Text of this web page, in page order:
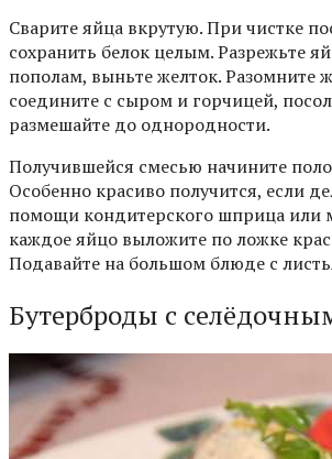
Сварите яйца вкрутую. При чистке
сохранить белок целым. Разрежьте
пополам, выньте желток. Разомните
соедините с сыром и горчицей,
размешайте до однородности.
Получившейся смесью начините
Особенно красиво получится, если
помощи кондитерского шприца или
каждое яйцо выложите по ложке
Подавайте на большом блюде с
Бутерброды с